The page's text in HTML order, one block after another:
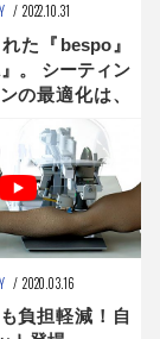
2022.10.31
た『bespo』
。 シーティン
の最適化は、
2020.03.16
負担軽減！自